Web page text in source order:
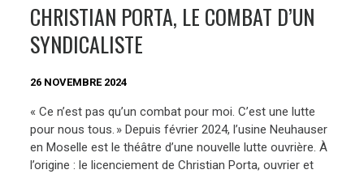
CHRISTIAN PORTA, LE COMBAT D’UN
SYNDICALISTE
26 NOVEMBRE 2024
« Ce n’est pas qu’un combat pour moi. C’est une lutte
pour nous tous. » Depuis février 2024, l’usine Neuhauser
en Moselle est le théâtre d’une nouvelle lutte ouvrière. À
l’origine : le licenciement de Christian Porta, ouvrier et